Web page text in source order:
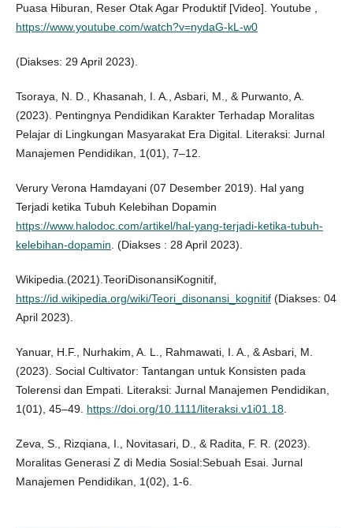
Puasa Hiburan, Reser Otak Agar Produktif [Video]. Youtube ,
https://www.youtube.com/watch?v=nydaG-kL-w0
(Diakses: 29 April 2023).
Tsoraya, N. D., Khasanah, I. A., Asbari, M., & Purwanto, A.
(2023). Pentingnya Pendidikan Karakter Terhadap Moralitas
Pelajar di Lingkungan Masyarakat Era Digital. Literaksi: Jurnal
Manajemen Pendidikan, 1(01), 7–12.
Verury Verona Hamdayani (07 Desember 2019). Hal yang
Terjadi ketika Tubuh Kelebihan Dopamin
https://www.halodoc.com/artikel/hal-yang-terjadi-ketika-tubuh-
kelebihan-dopamin . (Diakses : 28 April 2023).
Wikipedia.(2021).TeoriDisonansiKognitif,
https://id.wikipedia.org/wiki/Teori_disonansi_kognitif(Diakses: 04
April 2023).
Yanuar, H.F., Nurhakim, A. L., Rahmawati, I. A., & Asbari, M.
(2023). Social Cultivator: Tantangan untuk Konsisten pada
Tolerensi dan Empati. Literaksi: Jurnal Manajemen Pendidikan,
1(01), 45–49. https://doi.org/10.1111/literaksi.v1i01.18.
Zeva, S., Rizqiana, I., Novitasari, D., & Radita, F. R. (2023).
Moralitas Generasi Z di Media Sosial:Sebuah Esai. Jurnal
Manajemen Pendidikan, 1(02), 1-6.